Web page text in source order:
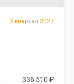
3 квартал 2027
336 510 ₽